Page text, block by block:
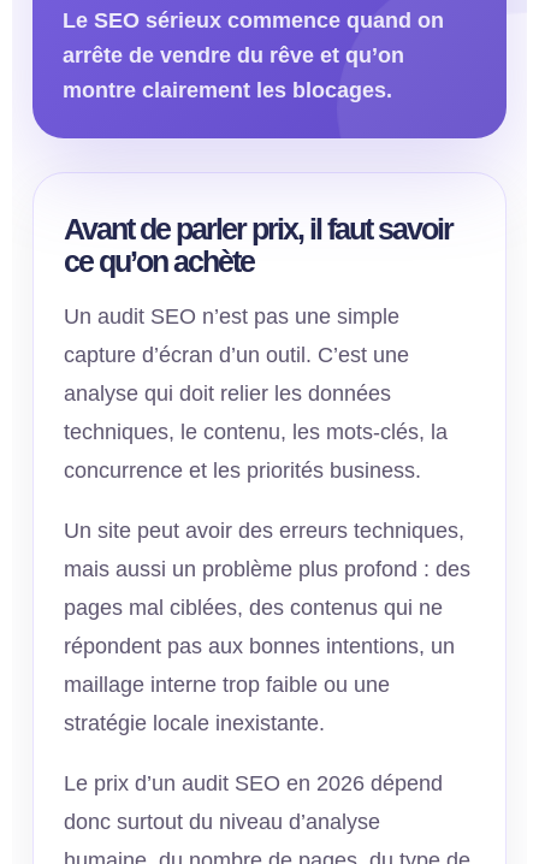
Le SEO sérieux commence quand on
arrête de vendre du rêve et qu’on
montre clairement les blocages.
Avant de parler prix, il faut savoir
ce qu’on achète
Un audit SEO n’est pas une simple
capture d’écran d’un outil. C’est une
analyse qui doit relier les données
techniques, le contenu, les mots-clés, la
concurrence et les priorités business.
Un site peut avoir des erreurs techniques,
mais aussi un problème plus profond : des
pages mal ciblées, des contenus qui ne
répondent pas aux bonnes intentions, un
maillage interne trop faible ou une
stratégie locale inexistante.
Le prix d’un audit SEO en 2026 dépend
donc surtout du niveau d’analyse